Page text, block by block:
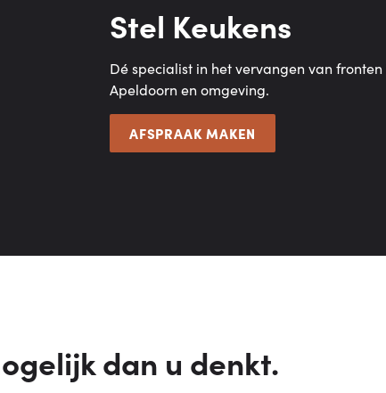
Stel Keukens
Dé specialist in het vervangen van
Apeldoorn en omgeving.
AFSPRAAK MAKEN
dan u denkt.